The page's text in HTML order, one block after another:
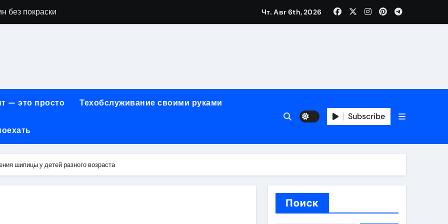
без покраски
работы и критерии сравнения
для онлайн-платежей за 5 минут без верификации и банков с пополнением стейблкоином в долларах
как превратить ливень в комфортную поездку
премиального сегмента у 84-го км МКАД, вл.1 на карте
Чт. Авг 6th, 2026
— это просто Техобслуживание своими руками
Subscribe
шипицы у детей разного возраста
Поиск